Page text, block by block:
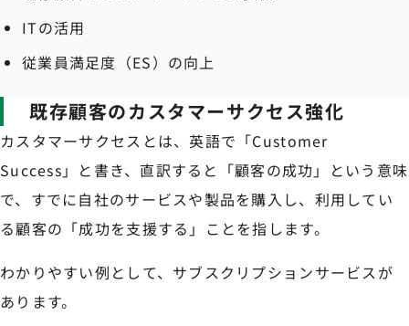
ITの活用
従業員満足度（ES）の向上
既存顧客のカスタマーサクセス強化
カスタマーサクセスとは、英語で「Customer
Success」と書き、直訳すると「顧客の成功」という意味
で、すでに自社のサービスや製品を購入し、利用してい
る顧客の「成功を支援する」ことを指します。
わかりやすい例として、サブスクリプションサービスが
あります。